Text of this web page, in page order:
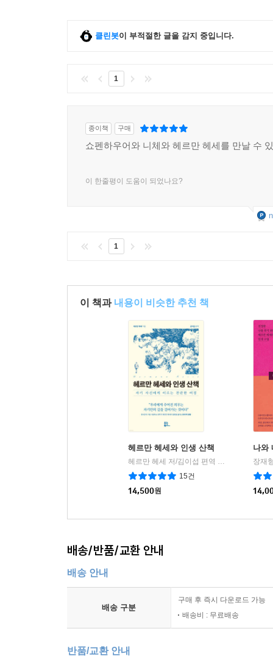
클린봇이 부적절한 글을 감지 중입니다.
1
종이책 구매
쇼펜하우어와 니체와 헤르만 헤세를 만날 수
이 한줄평이 도움이 되었나요?
1
이 책과 내용이 비슷한 추천 책
헤르만 헤세와 인생 산책
헤르만 헤세 저/김이섭 편역 |
15건
14,500원
나와
장재
배송/반품/교환 안내
배송 안내
배송 구분
구매 후 즉시 다운로드 가능
배송비 : 무료배송
반품/교환 안내